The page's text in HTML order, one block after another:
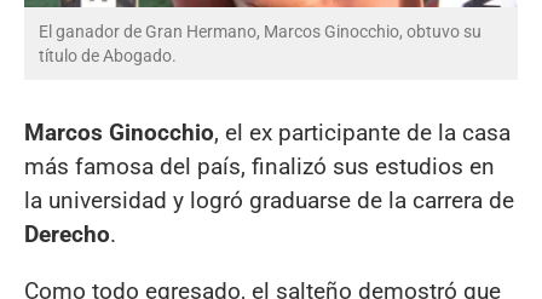
El ganador de Gran Hermano, Marcos Ginocchio, obtuvo su
título de Abogado.
Marcos Ginocchio, el ex participante de la casa
más famosa del país, finalizó sus estudios en
la universidad y logró graduarse de la carrera de
Derecho.
Como todo egresado, el salteño demostró que